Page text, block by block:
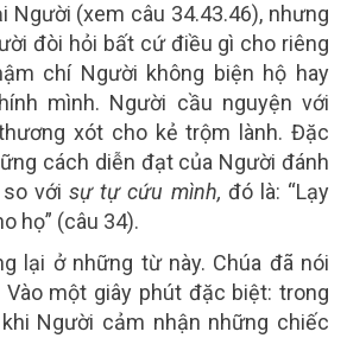
Người (xem câu 34.43.46), nhưng
đòi hỏi bất cứ điều gì cho riêng
chí Người không biện hộ hay
mình. Người cầu nguyện với
xót cho kẻ trộm lành. Đặc
cách diễn đạt của Người đánh
với sự tự cứu mình, đó là: “Lạy
họ” (câu 34).
lại ở những từ này. Chúa đã nói
Vào một giây phút đặc biệt: trong
Người cảm nhận những chiếc